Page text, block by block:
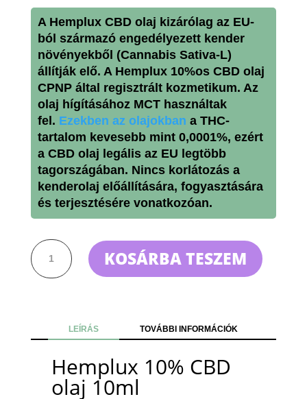
A Hemplux CBD olaj kizárólag az EU-
ból származó engedélyezett kender
növényekből (Cannabis Sativa-L)
állítják elő. A Hemplux 10%os CBD olaj
CPNP által regisztrált kozmetikum. Az
olaj hígításához MCT használtak
fel. Ezekben az olajokban a THC-
tartalom kevesebb mint 0,0001%, ezért
a CBD olaj legális az EU legtöbb
tagországában. Nincs korlátozás a
kenderolaj előállítására, fogyasztására
és terjesztésére vonatkozóan.
3
db
Hemplux
olaj
ajándék
KOSÁRBA TESZEM
LEÍRÁS TOVÁBBI INFORMÁCIÓK
Hemplux 10% CBD
olaj 10ml